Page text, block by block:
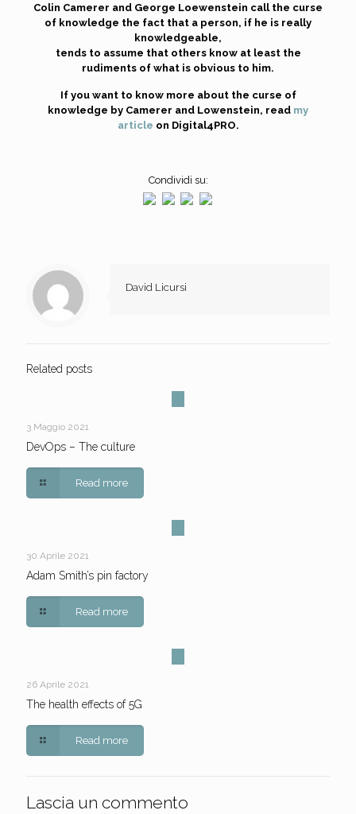
Colin Camerer and George Loewenstein call the curse
of knowledge the fact that a person, if he is really
knowledgeable,
tends to assume that others know at least the
rudiments of what is obvious to him.
If you want to know more about the curse of
knowledge by Camerer and Lowenstein, read my
article on Digital4PRO.
Condividi su:
David Licursi
Related posts
3 Maggio 2021
DevOps – The culture
Read more
30 Aprile 2021
Adam Smith’s pin factory
Read more
26 Aprile 2021
The health effects of 5G
Read more
Lascia un commento